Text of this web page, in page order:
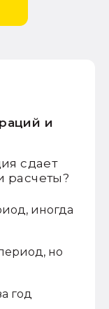
и
сдает
расчеты?
иногда
но
год